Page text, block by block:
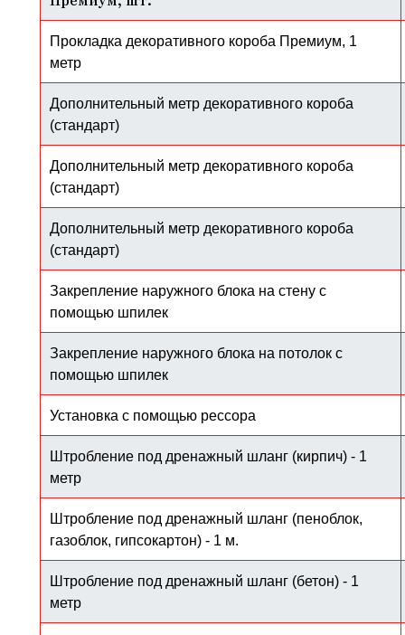
Прокладка декоративного короба Премиум, 1
метр
Дополнительный метр декоративного короба
(стандарт)
Дополнительный метр декоративного короба
(стандарт)
Дополнительный метр декоративного короба
(стандарт)
Закрепление наружного блока на стену с
помощью шпилек
Закрепление наружного блока на потолок с
помощью шпилек
Установка с помощью рессора
Штробление под дренажный шланг (кирпич) - 1
метр
Штробление под дренажный шланг (пеноблок,
газоблок, гипсокартон) - 1 м.
Штробление под дренажный шланг (бетон) - 1
метр